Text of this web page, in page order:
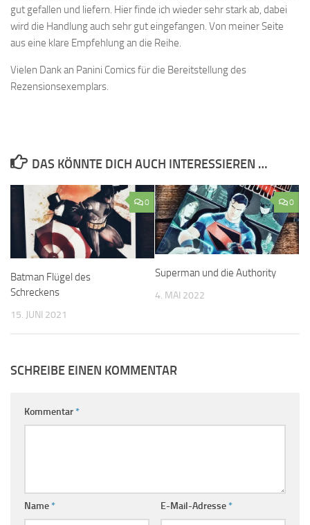
gut gefallen und liefern. Hier finde ich wieder sehr stark ab, dabei
wird die Handlung auch sehr gut eingefangen. Von meiner Seite
aus eine klare Empfehlung an die Reihe.
Vielen Dank an Panini Comics für die Bereitstellung des
Rezensionsexemplars.
DAS KÖNNTE DICH AUCH INTERESSIEREN …
0
Batman Flügel des
Schreckens
15. JUNI 2021
0
Superman und die Authority
4. MAI 2022
SCHREIBE EINEN KOMMENTAR
Kommentar*
Name* E-Mail-Adresse*